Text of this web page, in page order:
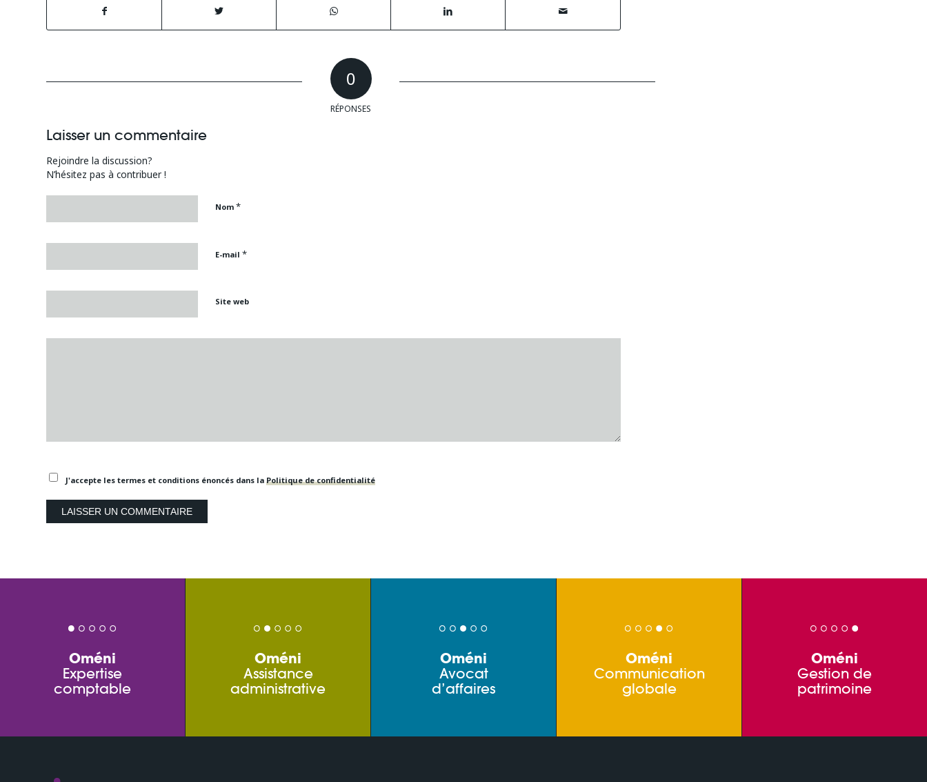
0
RÉPONSES
Laisser un commentaire
Rejoindre la discussion?
N’hésitez pas à contribuer !
Nom *
E-mail *
Site web
J'accepte les termes et conditions énoncés dans la Politique de confidentialité
Oméni
Expertise
comptable
Oméni
Assistance
administrative
Oméni
Avocat
d’affaires
Oméni
Communication
globale
Oméni
Gestion de
patrimoine